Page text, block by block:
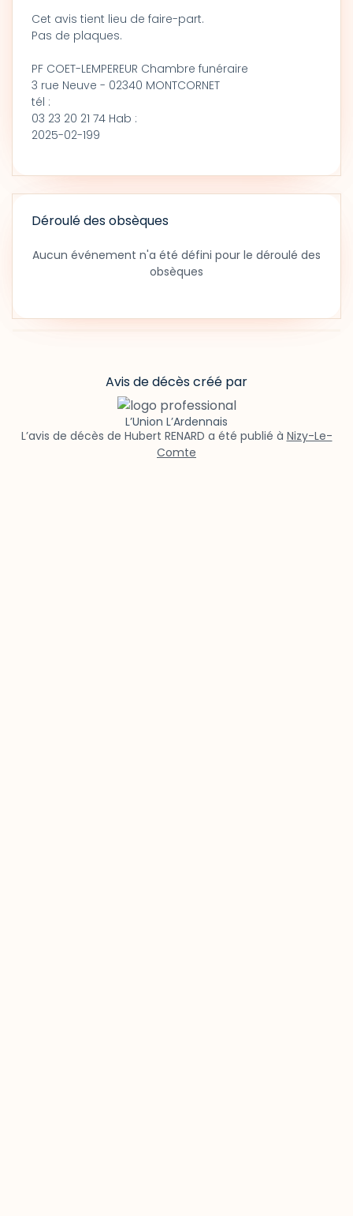
Cet avis tient lieu de faire-part.
Pas de plaques.
PF COET-LEMPEREUR Chambre funéraire
3 rue Neuve - 02340 MONTCORNET
tél :
03 23 20 21 74 Hab :
2025-02-199
Déroulé des obsèques
Aucun événement n'a été défini pour le déroulé des
obsèques
Avis de décès créé par
L’Union L’Ardennais
L’avis de décès de Hubert RENARD a été publié à Nizy-Le-
Comte